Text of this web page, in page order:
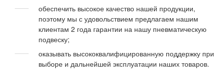
обеспечить высокое качество нашей продукции,
поэтому мы с удовольствием предлагаем нашим
клиентам 2 года гарантии на нашу пневматическую
подвеску;
оказывать высококвалифицированную поддержку при
выборе и дальнейшей эксплуатации наших товаров.